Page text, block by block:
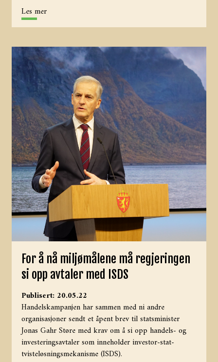
Les mer
For å nå miljømålene må regjeringen
si opp avtaler med ISDS
Publisert: 20.05.22
Handelskampanjen har sammen med ni andre
organisasjoner sendt et åpent brev til statsminister
Jonas Gahr Støre med krav om å si opp handels- og
investeringsavtaler som inneholder investor-stat-
tvisteløsningsmekanisme (ISDS).